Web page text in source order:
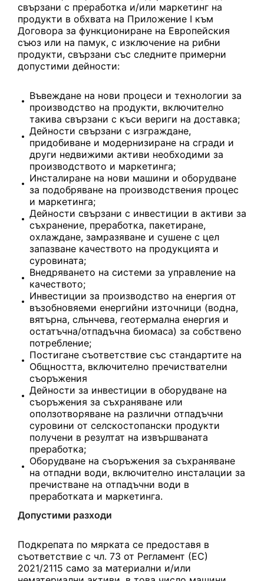
свързани с преработка и/или маркетинг на
продукти в обхвата на Приложение I към
Договора за функциониране на Европейския
съюз или на памук, с изключение на рибни
продукти, свързани със следните примерни
допустими дейности:
Въвеждане на нови процеси и технологии за
производство на продукти, включително
такива свързани с къси вериги на доставка;
Дейности свързани с изграждане,
придобиване и модернизиране на сгради и
други недвижими активи необходими за
производството и маркетинга;
Инсталиране на нови машини и оборудване
за подобряване на производствения процес
и маркетинга;
Дейности свързани с инвестиции в активи за
съхранение, преработка, пакетиране,
охлаждане, замразяване и сушене с цел
запазване качеството на продукцията и
суровината;
Внедряването на системи за управление на
качеството;
Инвестиции за производство на енергия от
възобновяеми енергийни източници (водна,
вятърна, слънчева, геотермална енергия и
остатъчна/отпадъчна биомаса) за собствено
потребление;
Постигане съответствие със стандартите на
Общността, включително пречиствателни
съоръжения
Дейности за инвестиции в оборудване на
съоръжения за съхраняване или
оползотворяване на различни отпадъчни
суровини от селскостопански продукти
получени в резултат на извършваната
преработка;
Оборудване на съоръжения за съхраняване
на отпадни води, включително инсталации за
пречистване на отпадъчни води в
преработката и маркетинга.
Допустими разходи
Подкрепата по мярката се предоставя в
съответствие с чл. 73 от Регламент (ЕС)
2021/2115 само за материални и/или